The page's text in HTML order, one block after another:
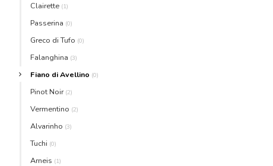
Clairette (1)
Passerina (0)
Greco di Tufo (0)
Falanghina (3)
Fiano di Avellino (0)
Pinot Noir (2)
Vermentino (2)
Alvarinho (3)
Tuchi (0)
Arneis (1)